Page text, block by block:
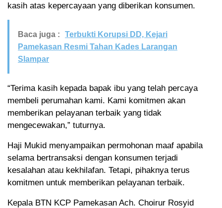
kasih atas kepercayaan yang diberikan konsumen.
Baca juga :
Terbukti Korupsi DD, Kejari
Pamekasan Resmi Tahan Kades Larangan
Slampar
“Terima kasih kepada bapak ibu yang telah percaya
membeli perumahan kami. Kami komitmen akan
memberikan pelayanan terbaik yang tidak
mengecewakan,” tuturnya.
Haji Mukid menyampaikan permohonan maaf apabila
selama bertransaksi dengan konsumen terjadi
kesalahan atau kekhilafan. Tetapi, pihaknya terus
komitmen untuk memberikan pelayanan terbaik.
Kepala BTN KCP Pamekasan Ach. Choirur Rosyid